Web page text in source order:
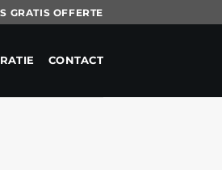
GRATIS OFFERTE
CONTACT